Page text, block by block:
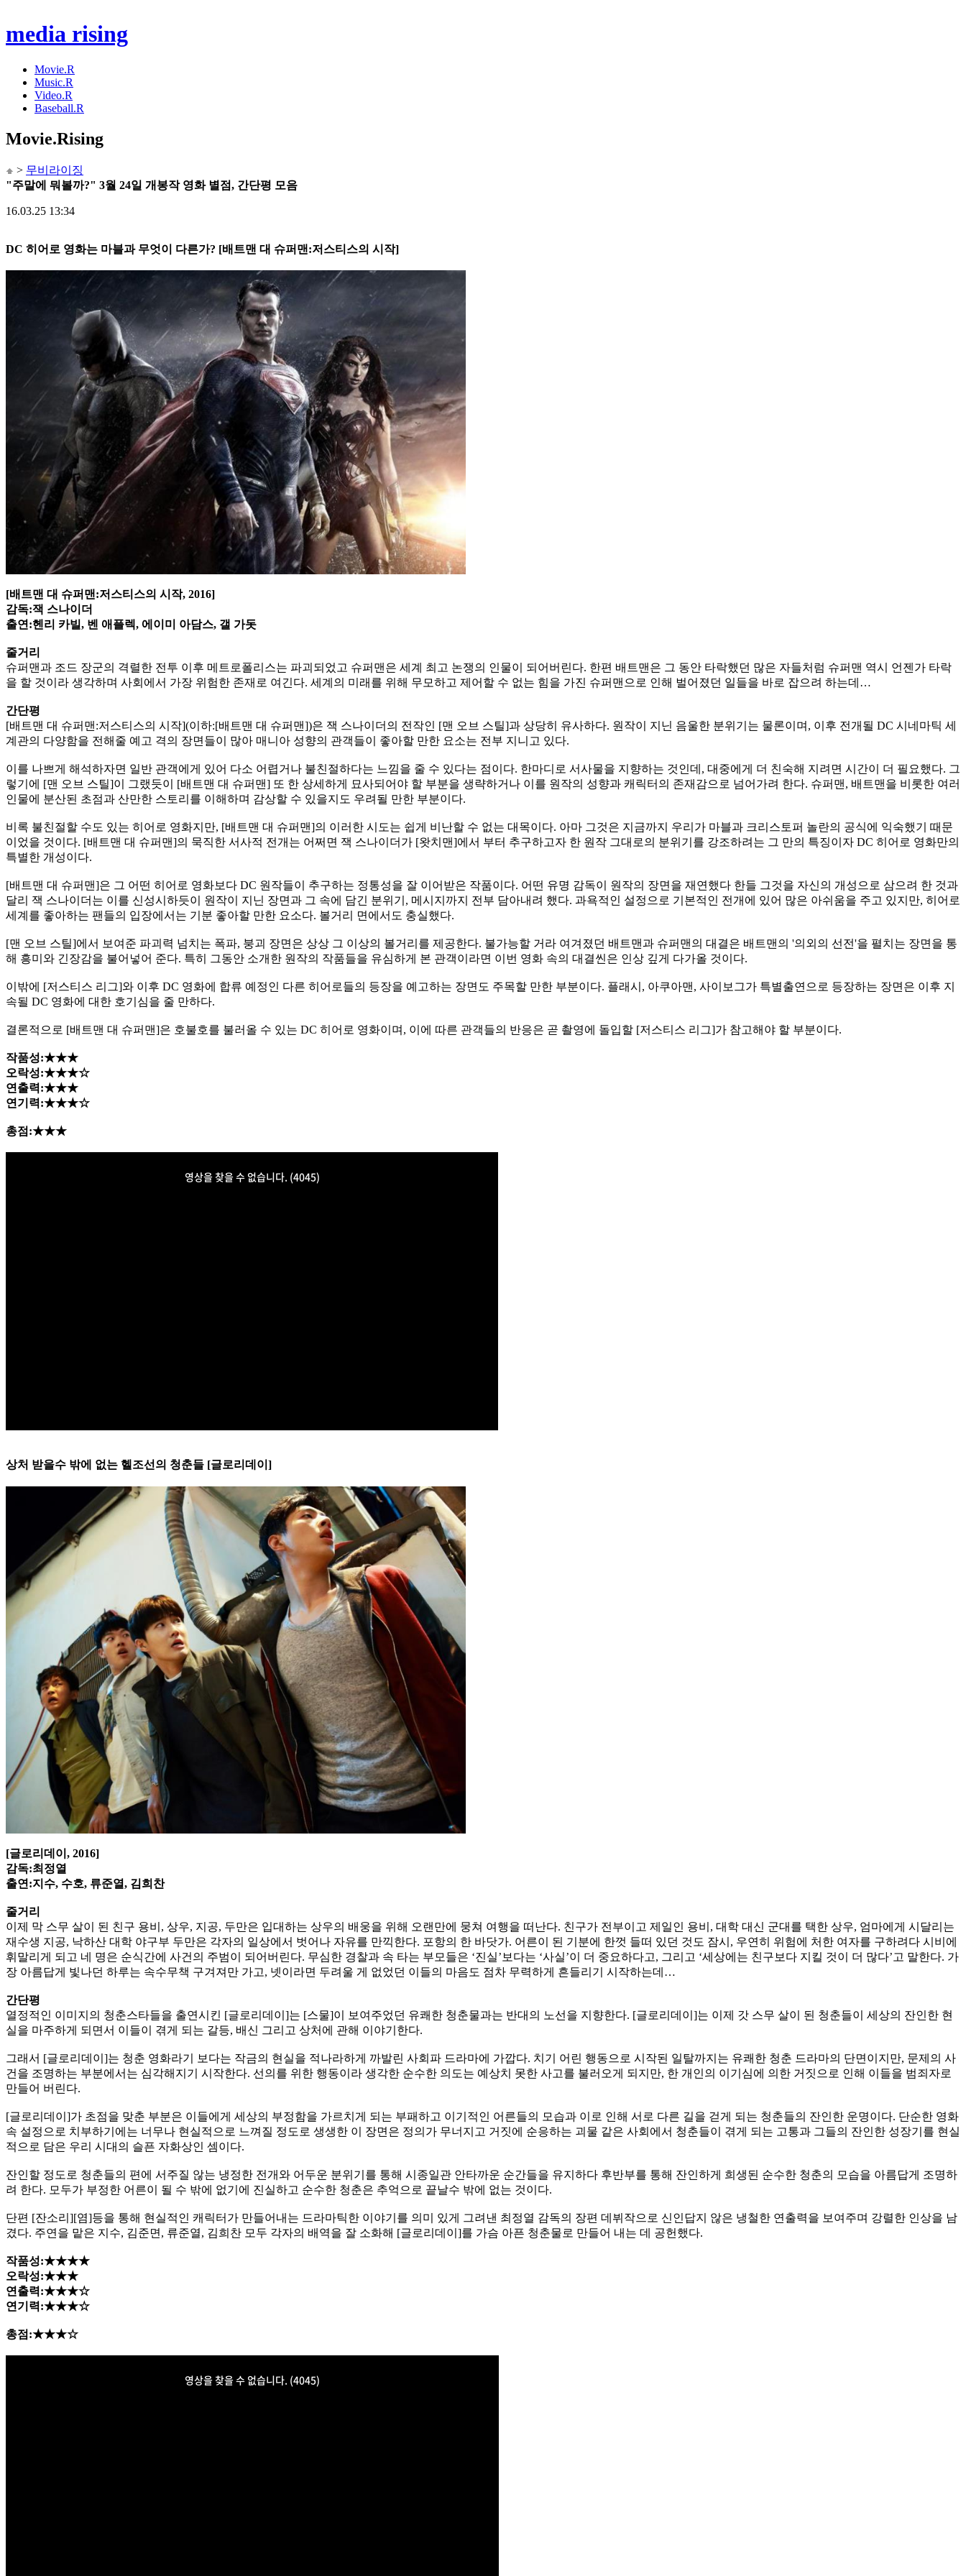
media rising
Movie.R
Music.R
Video.R
Baseball.R
Movie.Rising
> 무비라이징
"주말에 뭐볼까?" 3월 24일 개봉작 영화 별점, 간단평 모음
16.03.25 13:34
DC 히어로 영화는 마블과 무엇이 다른가? [배트맨 대 슈퍼맨:저스티스의 시작]
[배트맨 대 슈퍼맨:저스티스의 시작, 2016]
감독:잭 스나이더
출연:헨리 카빌, 벤 애플렉, 에이미 아담스, 갤 가돗
줄거리
슈퍼맨과 조드 장군의 격렬한 전투 이후 메트로폴리스는 파괴되었고 슈퍼맨은 세계 최고 논쟁의 인물이 되어버린다. 한편 배트맨은 그 동안 타락했던 많은 자들처럼 슈퍼맨 역시 언젠가 타락
을 할 것이라 생각하며 사회에서 가장 위험한 존재로 여긴다. 세계의 미래를 위해 무모하고 제어할 수 없는 힘을 가진 슈퍼맨으로 인해 벌어졌던 일들을 바로 잡으려 하는데…
간단평
[배트맨 대 슈퍼맨:저스티스의 시작](이하:[배트맨 대 슈퍼맨])은 잭 스나이더의 전작인 [맨 오브 스틸]과 상당히 유사하다. 원작이 지닌 음울한 분위기는 물론이며, 이후 전개될 DC 시네마틱 세
계관의 다양함을 전해줄 예고 격의 장면들이 많아 매니아 성향의 관객들이 좋아할 만한 요소는 전부 지니고 있다.
이를 나쁘게 해석하자면 일반 관객에게 있어 다소 어렵거나 불친절하다는 느낌을 줄 수 있다는 점이다. 한마디로 서사물을 지향하는 것인데, 대중에게 더 친숙해 지려면 시간이 더 필요했다. 그
렇기에 [맨 오브 스틸]이 그랬듯이 [배트맨 대 슈퍼맨] 또 한 상세하게 묘사되어야 할 부분을 생략하거나 이를 원작의 성향과 캐릭터의 존재감으로 넘어가려 한다. 슈퍼맨, 배트맨을 비롯한 여러
인물에 분산된 초점과 산만한 스토리를 이해하며 감상할 수 있을지도 우려될 만한 부분이다.
비록 불친절할 수도 있는 히어로 영화지만, [배트맨 대 슈퍼맨]의 이러한 시도는 쉽게 비난할 수 없는 대목이다. 아마 그것은 지금까지 우리가 마블과 크리스토퍼 놀란의 공식에 익숙했기 때문
이었을 것이다. [배트맨 대 슈퍼맨]의 묵직한 서사적 전개는 어쩌면 잭 스나이더가 [왓치맨]에서 부터 추구하고자 한 원작 그대로의 분위기를 강조하려는 그 만의 특징이자 DC 히어로 영화만의
특별한 개성이다.
[배트맨 대 슈퍼맨]은 그 어떤 히어로 영화보다 DC 원작들이 추구하는 정통성을 잘 이어받은 작품이다. 어떤 유명 감독이 원작의 장면을 재연했다 한들 그것을 자신의 개성으로 삼으려 한 것과
달리 잭 스나이더는 이를 신성시하듯이 원작이 지닌 장면과 그 속에 담긴 분위기, 메시지까지 전부 담아내려 했다. 과욕적인 설정으로 기본적인 전개에 있어 많은 아쉬움을 주고 있지만, 히어로
세계를 좋아하는 팬들의 입장에서는 기분 좋아할 만한 요소다. 볼거리 면에서도 충실했다.
[맨 오브 스틸]에서 보여준 파괴력 넘치는 폭파, 붕괴 장면은 상상 그 이상의 볼거리를 제공한다. 불가능할 거라 여겨졌던 배트맨과 슈퍼맨의 대결은 배트맨의 '의외의 선전'을 펼치는 장면을 통
해 흥미와 긴장감을 불어넣어 준다. 특히 그동안 소개한 원작의 작품들을 유심하게 본 관객이라면 이번 영화 속의 대결씬은 인상 깊게 다가올 것이다.
이밖에 [저스티스 리그]와 이후 DC 영화에 합류 예정인 다른 히어로들의 등장을 예고하는 장면도 주목할 만한 부분이다. 플래시, 아쿠아맨, 사이보그가 특별출연으로 등장하는 장면은 이후 지
속될 DC 영화에 대한 호기심을 줄 만하다.
결론적으로 [배트맨 대 슈퍼맨]은 호불호를 불러올 수 있는 DC 히어로 영화이며, 이에 따른 관객들의 반응은 곧 촬영에 돌입할 [저스티스 리그]가 참고해야 할 부분이다.
작품성:★★★
오락성:★★★☆
연출력:★★★
연기력:★★★☆
총점:★★★
상처 받을수 밖에 없는 헬조선의 청춘들 [글로리데이]
[글로리데이, 2016]
감독:최정열
출연:지수, 수호, 류준열, 김희찬
줄거리
이제 막 스무 살이 된 친구 용비, 상우, 지공, 두만은 입대하는 상우의 배웅을 위해 오랜만에 뭉쳐 여행을 떠난다. 친구가 전부이고 제일인 용비, 대학 대신 군대를 택한 상우, 엄마에게 시달리는
재수생 지공, 낙하산 대학 야구부 두만은 각자의 일상에서 벗어나 자유를 만끽한다. 포항의 한 바닷가. 어른이 된 기분에 한껏 들떠 있던 것도 잠시, 우연히 위험에 처한 여자를 구하려다 시비에
휘말리게 되고 네 명은 순식간에 사건의 주범이 되어버린다. 무심한 경찰과 속 타는 부모들은 ‘진실’보다는 ‘사실’이 더 중요하다고, 그리고 ‘세상에는 친구보다 지킬 것이 더 많다’고 말한다. 가
장 아름답게 빛나던 하루는 속수무책 구겨져만 가고, 넷이라면 두려울 게 없었던 이들의 마음도 점차 무력하게 흔들리기 시작하는데…
간단평
열정적인 이미지의 청춘스타들을 출연시킨 [글로리데이]는 [스물]이 보여주었던 유쾌한 청춘물과는 반대의 노선을 지향한다. [글로리데이]는 이제 갓 스무 살이 된 청춘들이 세상의 잔인한 현
실을 마주하게 되면서 이들이 겪게 되는 갈등, 배신 그리고 상처에 관해 이야기한다.
그래서 [글로리데이]는 청춘 영화라기 보다는 작금의 현실을 적나라하게 까발린 사회파 드라마에 가깝다. 치기 어린 행동으로 시작된 일탈까지는 유쾌한 청춘 드라마의 단면이지만, 문제의 사
건을 조명하는 부분에서는 심각해지기 시작한다. 선의를 위한 행동이라 생각한 순수한 의도는 예상치 못한 사고를 불러오게 되지만, 한 개인의 이기심에 의한 거짓으로 인해 이들을 범죄자로
만들어 버린다.
[글로리데이]가 초점을 맞춘 부분은 이들에게 세상의 부정함을 가르치게 되는 부패하고 이기적인 어른들의 모습과 이로 인해 서로 다른 길을 걷게 되는 청춘들의 잔인한 운명이다. 단순한 영화
속 설정으로 치부하기에는 너무나 현실적으로 느껴질 정도로 생생한 이 장면은 정의가 무너지고 거짓에 순응하는 괴물 같은 사회에서 청춘들이 겪게 되는 고통과 그들의 잔인한 성장기를 현실
적으로 담은 우리 시대의 슬픈 자화상인 셈이다.
잔인할 정도로 청춘들의 편에 서주질 않는 냉정한 전개와 어두운 분위기를 통해 시종일관 안타까운 순간들을 유지하다 후반부를 통해 잔인하게 희생된 순수한 청춘의 모습을 아름답게 조명하
려 한다. 모두가 부정한 어른이 될 수 밖에 없기에 진실하고 순수한 청춘은 추억으로 끝날수 밖에 없는 것이다.
단편 [잔소리][염]등을 통해 현실적인 캐릭터가 만들어내는 드라마틱한 이야기를 의미 있게 그려낸 최정열 감독의 장편 데뷔작으로 신인답지 않은 냉철한 연출력을 보여주며 강렬한 인상을 남
겼다. 주연을 맡은 지수, 김준면, 류준열, 김희찬 모두 각자의 배역을 잘 소화해 [글로리데이]를 가슴 아픈 청춘물로 만들어 내는 데 공헌했다.
작품성:★★★★
오락성:★★★
연출력:★★★☆
연기력:★★★☆
총점:★★★☆